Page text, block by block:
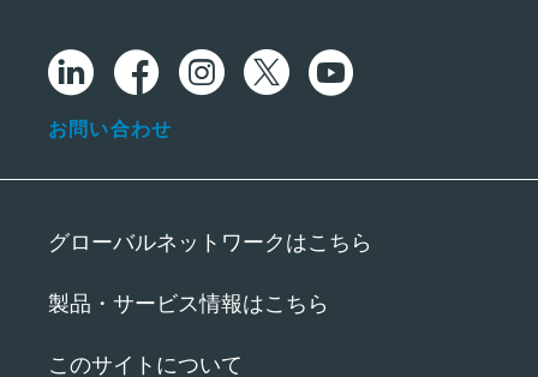
お問い合わせ
グローバルネットワークはこちら
製品・サービス情報はこちら
このサイトについて